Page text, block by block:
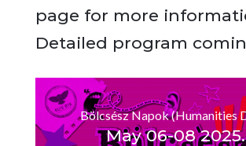
page for more
Detailed program
Bölcsész Napok (Humanities
May 06-08 2025.